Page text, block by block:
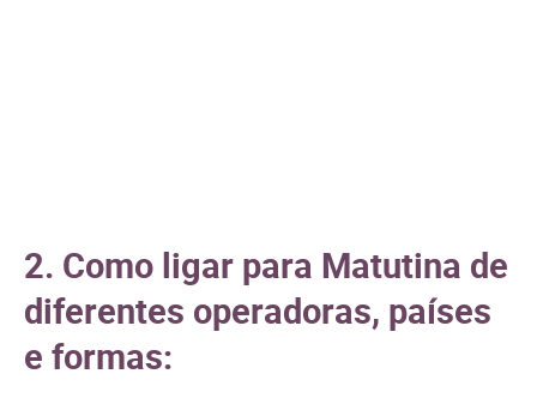
2. Como ligar para Matutina de
diferentes operadoras, países
e formas: